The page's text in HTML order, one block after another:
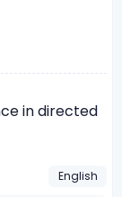
in directed
English